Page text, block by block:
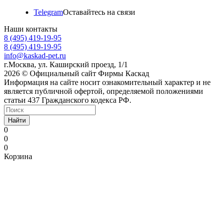
TelegramОставайтесь на связи
Наши контакты
8 (495) 419-19-95
8 (495) 419-19-95
info@kaskad-pet.ru
г.Москва, ул. Каширский проезд, 1/1
2026 © Официальный сайт Фирмы Каскад
Информация на сайте носит ознакомительный характер и не
является публичной офертой, определяемой положениями
статьи 437 Гражданского кодекса РФ.
Найти
0
0
0
Корзина